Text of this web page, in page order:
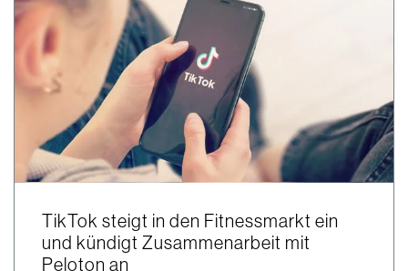
TikTok steigt in den Fitnessmarkt ein
und kündigt Zusammenarbeit mit
Peloton an